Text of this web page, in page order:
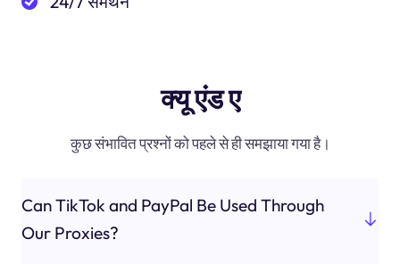
क्यू एंड ए
कुछ संभावित प्रश्नों को पहले से ही समझाया गया है।
Can TikTok and PayPal Be Used Through
Our Proxies?